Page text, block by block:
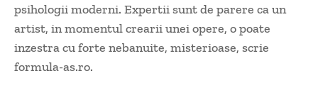
psihologii moderni. Expertii sunt de parere ca un
artist, in momentul crearii unei opere, o poate
inzestra cu forte nebanuite, misterioase, scrie
formula-as.ro.